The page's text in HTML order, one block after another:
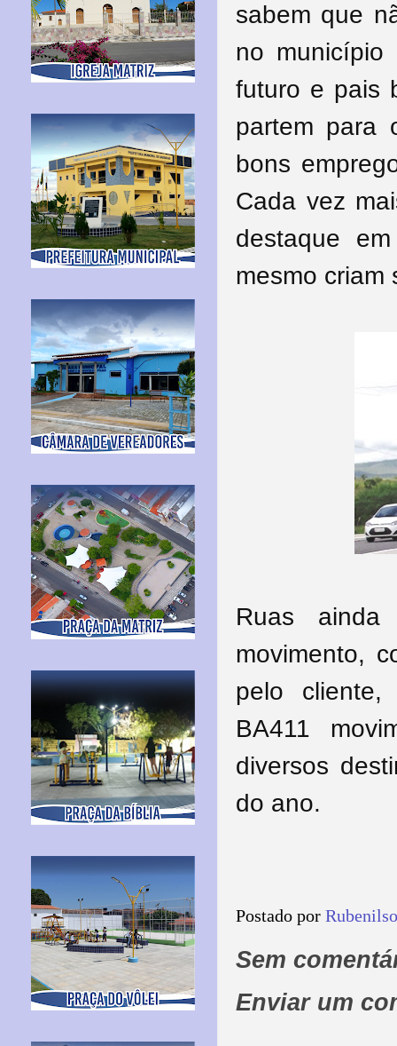
sabem que
no
futuro e pais
partem para
bons
Cada vez
destaque
mesmo criam
Ruas ainda
movimento,
pelo
BA411
diversos
do ano.
Postado por
Sem
Enviar um